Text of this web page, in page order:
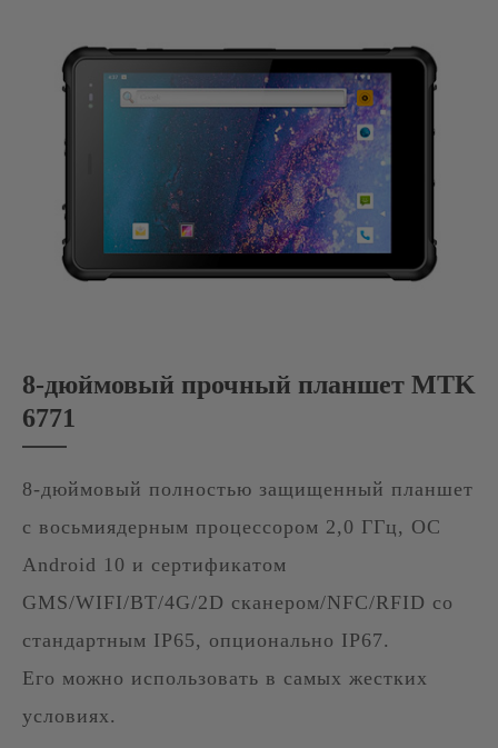
8-дюймовый прочный планшет MTK
6771
8-дюймовый полностью защищенный планшет
с восьмиядерным процессором 2,0 ГГц, ОС
Android 10 и сертификатом
GMS/WIFI/BT/4G/2D сканером/NFC/RFID со
стандартным IP65, опционально IP67.
Его можно использовать в самых жестких
условиях.